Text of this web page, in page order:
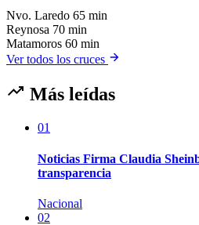
Nvo. Laredo 65 min
Reynosa 70 min
Matamoros 60 min
Ver todos los cruces
Más leídas
01
Noticias Firma Claudia
transparencia
Nacional
02